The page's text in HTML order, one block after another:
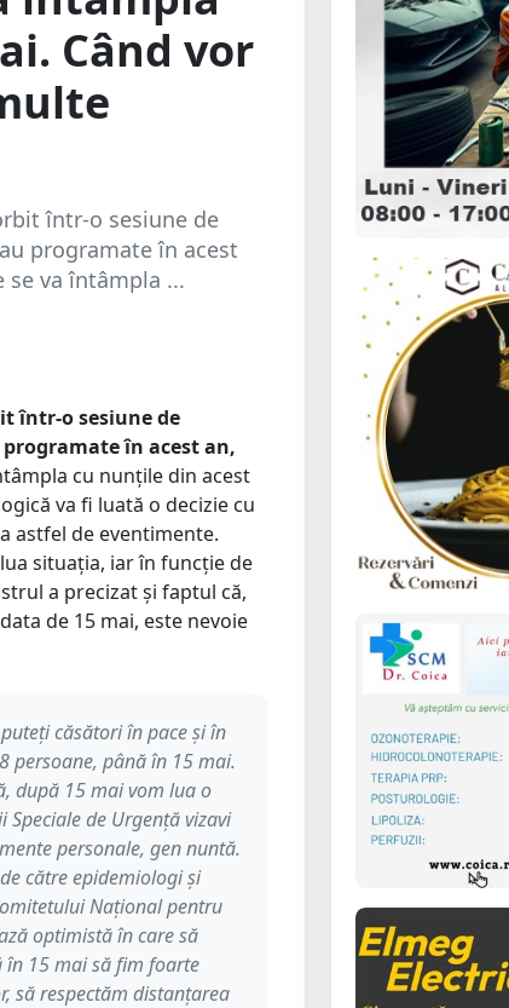
Când vor
într-o sesiune de
programate în acest
se va întâmpla ...
într-o sesiune de
în acest an,
cu nunțile din acest
va fi luată o decizie cu
astfel de eventimente.
situația, iar în funcție de
a precizat și faptul că,
de 15 mai, este nevoie
căsători în pace și în
persoane, până în 15 mai.
după 15 mai vom lua o
de Urgență vizavi
personale, gen nuntă.
către epidemiologi și
Național pentru
optimistă în care să
15 mai să fim foarte
să respectăm distanțarea